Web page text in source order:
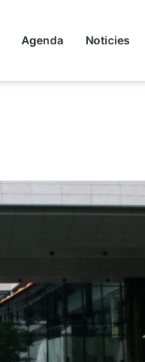
Agenda Noticies